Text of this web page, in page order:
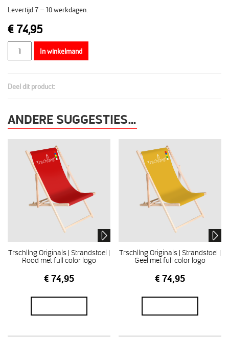
Levertijd 7 – 10 werkdagen.
€ 74,95
Aantal In winkelmand
Deel dit product:
ANDERE SUGGESTIES…
Trschllng Originals | Strandstoel |
Rood met full color logo
€ 74,95
Trschllng Originals | Strandstoel |
Geel met full color logo
€ 74,95